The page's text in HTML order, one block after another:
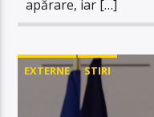
apărare, iar […]
EXTERNE STIRI